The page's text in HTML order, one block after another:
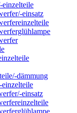
einzelteile
einsatz
dämmung
einsatz